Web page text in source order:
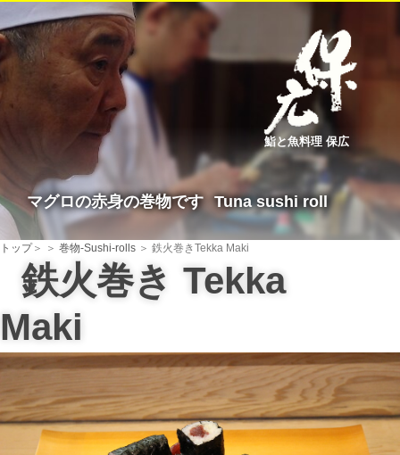
鮨と魚料理 保広
トップ＞ ＞ 巻物-Sushi-rolls ＞ 鉄火巻きTekka Maki
マグロの赤身の巻物です Tuna sushi roll
鉄火巻き Tekka
Maki